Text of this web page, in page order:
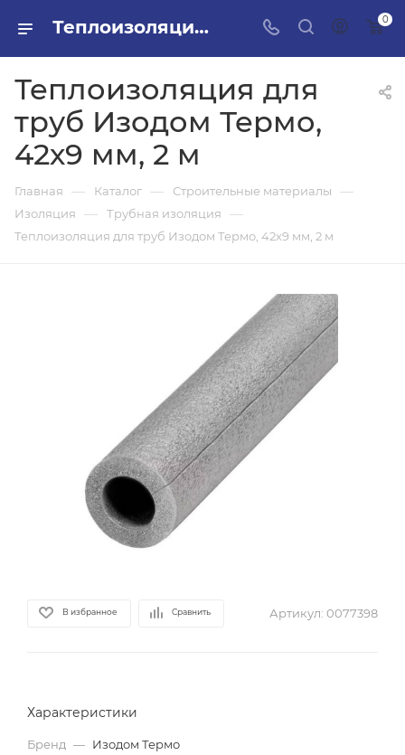
Теплоизоляция для труб Изодом Термо, 42х9 мм, 2 м в ПИЛОН — купить стройматериалы в интернет-магазине ПИЛОН с доставкой оптом и в розницу 0
Теплоизоляция для
труб Изодом Термо,
42х9 мм, 2 м
Главная — Каталог — Строительные материалы —
Изоляция — Трубная изоляция —
Теплоизоляция для труб Изодом Термо, 42х9 мм, 2 м
В избранное Сравнить Артикул: 0077398
Характеристики
Бренд — Изодом Термо